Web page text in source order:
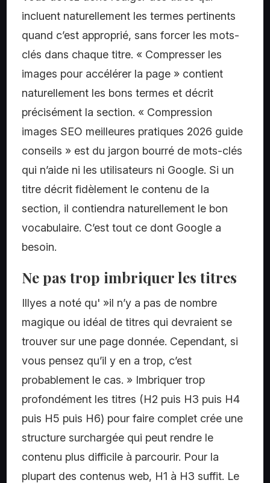
incluent naturellement les termes pertinents
quand c’est approprié, sans forcer les mots-
clés dans chaque titre. « Compresser les
images pour accélérer la page » contient
naturellement les bons termes et décrit
précisément la section. « Compression
images SEO meilleures pratiques 2026 guide
conseils » est du jargon bourré de mots-clés
qui n’aide ni les utilisateurs ni Google. Si un
titre décrit fidèlement le contenu de la
section, il contiendra naturellement le bon
vocabulaire. C’est tout ce dont Google a
besoin.
Ne pas trop imbriquer les titres
Illyes a noté qu' »il n’y a pas de nombre
magique ou idéal de titres qui devraient se
trouver sur une page donnée. Cependant, si
vous pensez qu’il y en a trop, c’est
probablement le cas. » Imbriquer trop
profondément les titres (H2 puis H3 puis H4
puis H5 puis H6) pour faire complet crée une
structure surchargée qui peut rendre le
contenu plus difficile à parcourir. Pour la
plupart des contenus web, H1 à H3 suffit. Le